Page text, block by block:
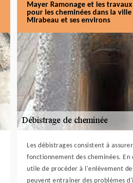
Mayer Ramonage et les
pour les cheminées dans la ville
Mirabeau et ses environs
Les débistrages consistent à
fonctionnement des cheminées.
utile de procéder à l'enlèvement
peuvent entraîner des problèmes